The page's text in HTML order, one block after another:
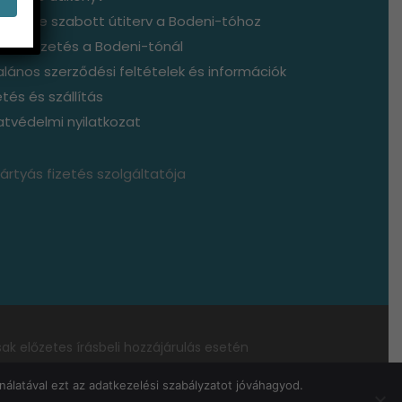
szabott útiterv a Bodeni-tóhoz
a Bodeni-tónál
szerződési feltételek és információk
és szállítás
nyilatkozat
előzetes írásbeli hozzájárulás esetén
fenntartva!
ezt az adatkezelési szabályzatot jóváhagyod.